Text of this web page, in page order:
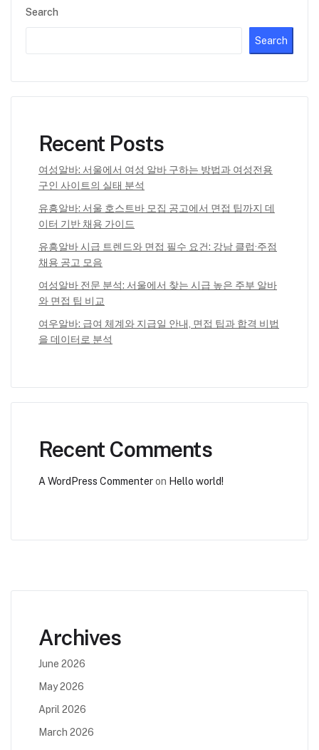
Search
Search
Recent Posts
여성알바: 서울에서 여성 알바 구하는 방법과 여성전용
구인 사이트의 실태 분석
유흥알바: 서울 호스트바 모집 공고에서 면접 팁까지 데
이터 기반 채용 가이드
유흥알바 시급 트렌드와 면접 필수 요건: 강남 클럽·주점
채용 공고 모음
여성알바 전문 분석: 서울에서 찾는 시급 높은 주부 알바
와 면접 팁 비교
여우알바: 급여 체계와 지급일 안내, 면접 팁과 합격 비법
을 데이터로 분석
Recent Comments
A WordPress Commenteron Hello world!
Archives
June 2026
May 2026
April 2026
March 2026